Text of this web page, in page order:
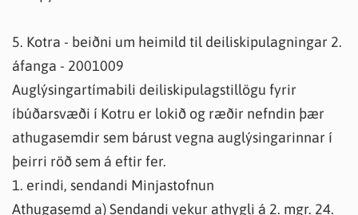
5. Kotra - beiðni um heimild til deiliskipulagningar 2.
áfanga - 2001009
Auglýsingartímabili deiliskipulagstillögu fyrir
íbúðarsvæði í Kotru er lokið og ræðir nefndin þær
athugasemdir sem bárust vegna auglýsingarinnar í
þeirri röð sem á eftir fer.
1. erindi, sendandi Minjastofnun
Athugasemd a) Sendandi vekur athygli á 2. mgr. 24.